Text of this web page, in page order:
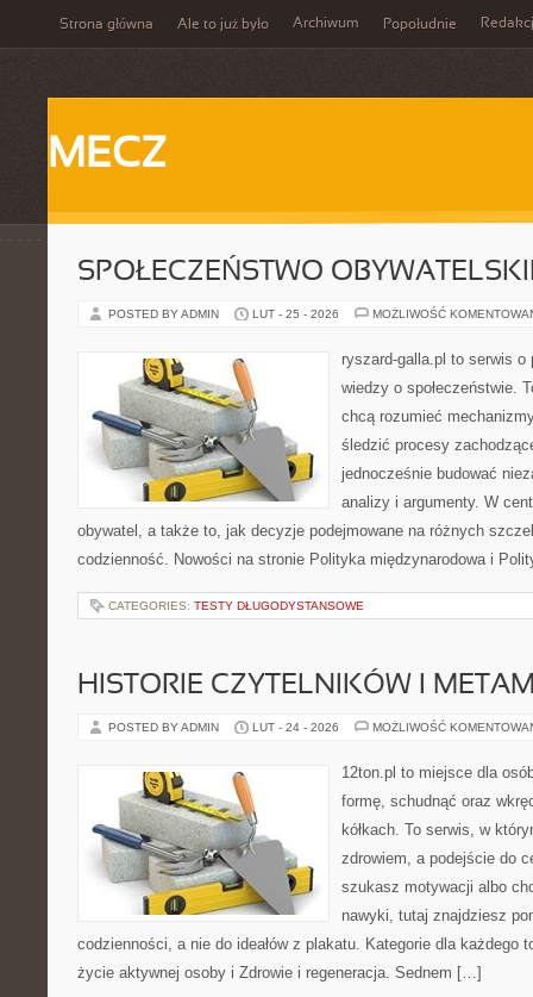
Strona główna Ale to już było Archiwum Popołudnie
MECZ
SPOŁECZEŃSTWO
POSTED BY ADMIN LUT - 25 - 2026 MOŻLIWOŚĆ
ryszard-galla.pl to serwis
wiedzy o społeczeństwie.
chcą rozumieć
śledzić procesy
jednocześnie budować
analizy i argumenty. W
obywatel, a także to, jak decyzje podejmowane na różnych
codzienność. Nowości na stronie Polityka międzynarodowa i
CATEGORIES: TESTY DŁUGODYSTANSOWE
HISTORIE CZYTELNIKÓW I
POSTED BY ADMIN LUT - 24 - 2026 MOŻLIWOŚĆ
12ton.pl to miejsce dla
formę, schudnąć oraz
kółkach. To serwis, w
zdrowiem, a podejście do
szukasz motywacji albo
nawyki, tutaj znajdziesz
codzienności, a nie do ideałów z plakatu. Kategorie dla każdego
życie aktywnej osoby i Zdrowie i regeneracja. Sednem […]